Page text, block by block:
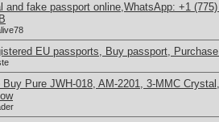
and fake passport online,WhatsApp: +1
EU passports, Buy passport,
Pure JWH-018, AM-2201, 3-MMC